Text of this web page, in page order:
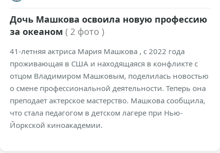
Дочь Машкова освоила новую профессию
за океаном ( 2 фото )
41-летняя актриса Мария Машкова , с 2022 года
проживающая в США и находящаяся в конфликте с
отцом Владимиром Машковым, поделилась новостью
о смене профессиональной деятельности. Теперь она
преподает актерское мастерство. Машкова сообщила,
что стала педагогом в детском лагере при Нью-
Йоркской киноакадемии.